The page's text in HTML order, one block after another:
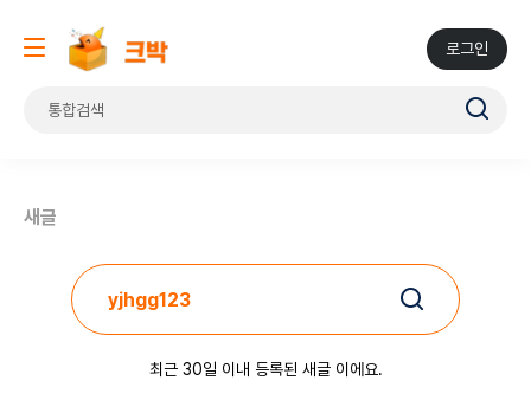
로그인
새글
최근 30일 이내 등록된 새글 이에요.